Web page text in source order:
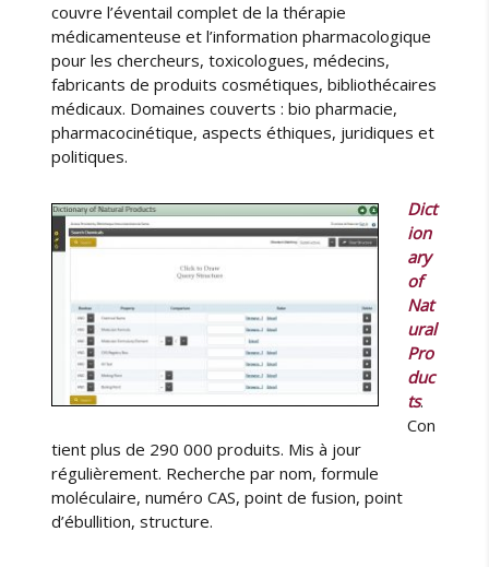
couvre l’éventail complet de la thérapie
médicamenteuse et l’information pharmacologique
pour les chercheurs, toxicologues, médecins,
fabricants de produits cosmétiques, bibliothécaires
médicaux. Domaines couverts : bio pharmacie,
pharmacocinétique, aspects éthiques, juridiques et
politiques.
Dict
ion
ary
of
Nat
ural
Pro
duc
ts.
Con
tient plus de 290 000 produits. Mis à jour
régulièrement. Recherche par nom, formule
moléculaire, numéro CAS, point de fusion, point
d’ébullition, structure.